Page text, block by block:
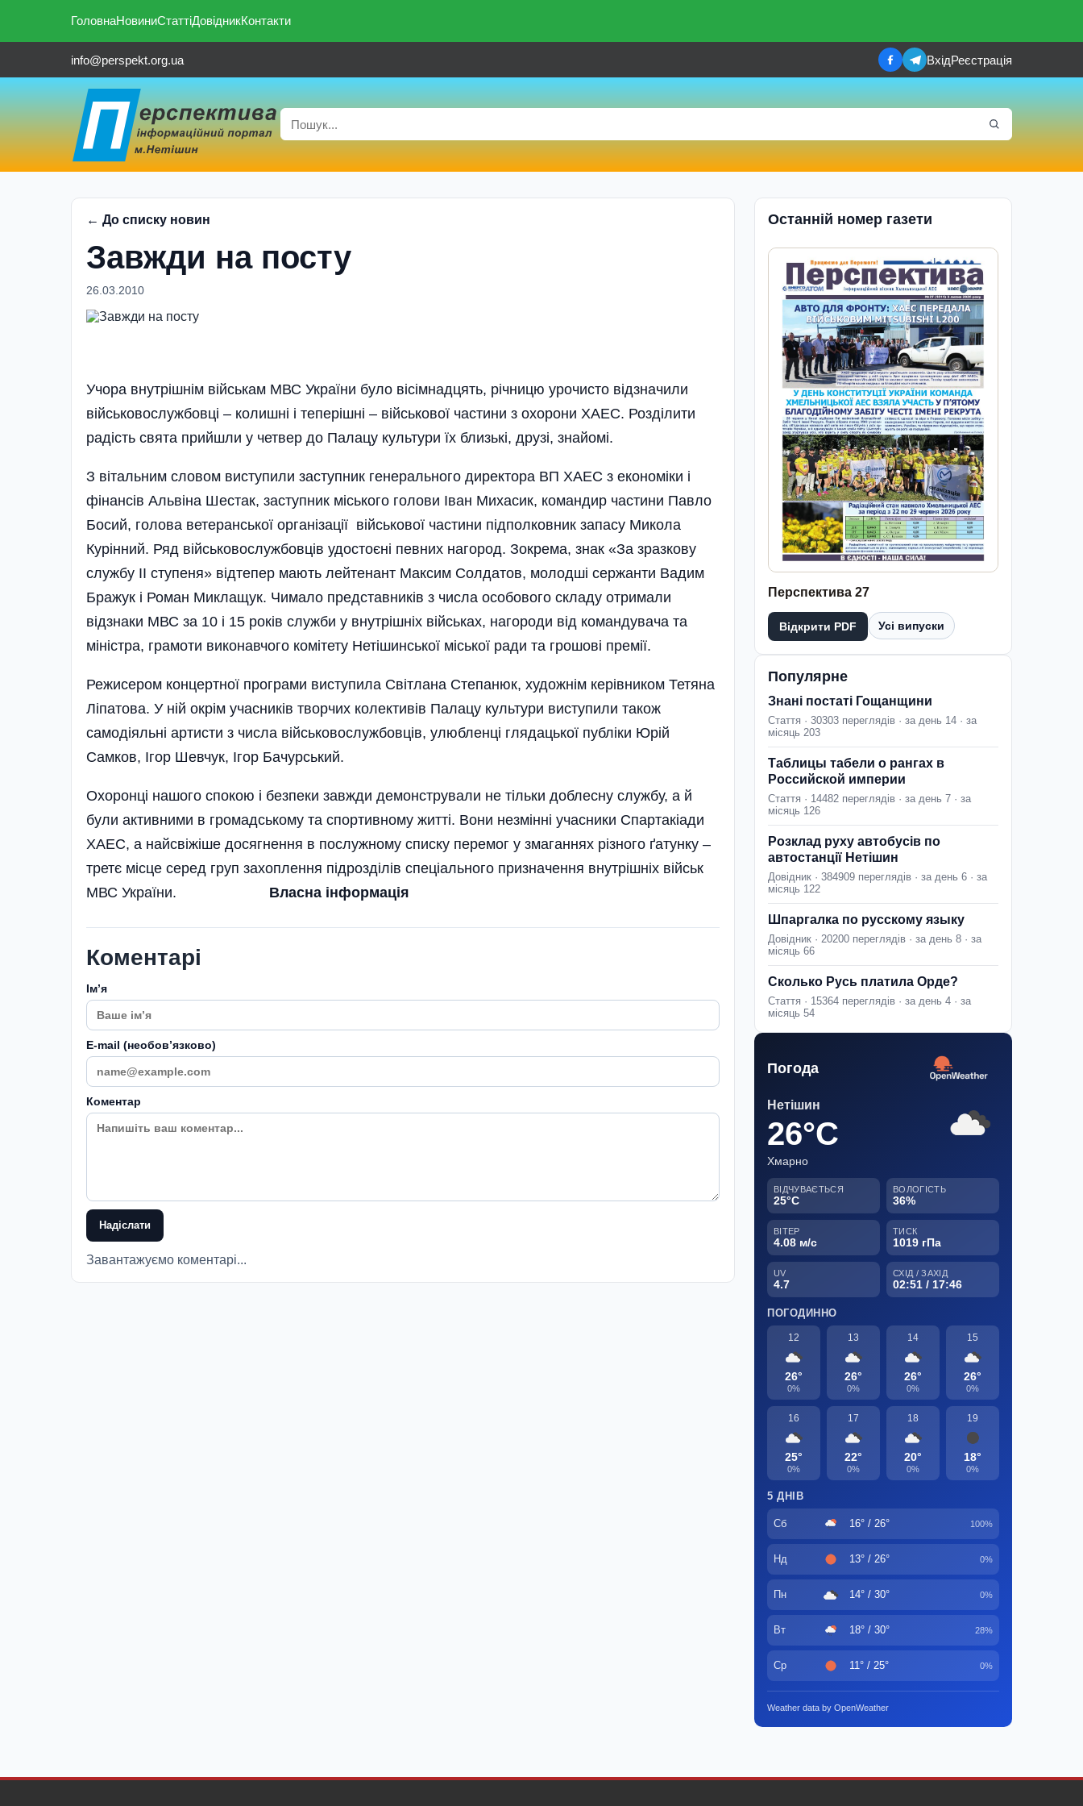
ГоловнаНовиниСтаттіДовідникКонтакти
info@perspekt.org.ua ВхідРеєстрація
← До списку новин
Завжди на посту
26.03.2010
Учора внутрішнім військам МВС України було вісімнадцять, річницю урочисто відзначили
військовослужбовці – колишні і теперішні – військової частини з охорони ХАЕС. Розділити
радість свята прийшли у четвер до Палацу культури їх близькі, друзі, знайомі.
З вітальним словом виступили заступник генерального директора ВП ХАЕС з економіки і
фінансів Альвіна Шестак, заступник міського голови Іван Михасик, командир частини Павло
Босий, голова ветеранської організації військової частини підполковник запасу Микола
Курін­ний. Ряд військовослужбовців удостоєні певних нагород. Зокрема, знак «За зразкову
службу ІІ ступеня» відтепер мають лейтенант Максим Солдатов, молодші сержанти Вадим
Бражук і Роман Миклащук. Чимало представників з числа особового складу отримали
відзнаки МВС за 10 і 15 років служби у внутрішніх військах, нагороди від командувача та
міністра, грамоти виконавчого комітету Нетішинської міської ради та грошові премії.
Режисером концертної програми виступила Світлана Степанюк, художнім керівником Тетяна
Ліпатова. У ній окрім учасників творчих колективів Палацу культури виступили також
самодіяльні артисти з числа військовослужбовців, улюбленці глядацької публіки Юрій
Самков, Ігор Шевчук, Ігор Бачурський.
Охоронці нашого спокою і безпеки завжди демонстрували не тільки доблесну службу, а й
були активними в громадському та спортивному житті. Вони незмінні учасники Спартакіади
ХАЕС, а найсвіжіше досягнення в послужному списку перемог у змаганнях різного ґатунку –
третє місце серед груп захоплення підрозділів спеціального призначення внутрішніх військ
МВС України. Власна інформація
Коментарі
Імʼя
E-mail (необовʼязково)
Коментар
Надіслати
Завантажуємо коментарі...
Останній номер газети
Перспектива 27
Відкрити PDF Усі випуски
Популярне
Знані постаті Гощанщини
Стаття · 30303 переглядів · за день 14 · за
місяць 203
Таблицы табели о рангах в
Российской империи
Стаття · 14482 переглядів · за день 7 · за
місяць 126
Розклад руху автобусів по
автостанції Нетішин
Довідник · 384909 переглядів · за день 6 · за
місяць 122
Шпаргалка по русскому языку
Довідник · 20200 переглядів · за день 8 · за
місяць 66
Сколько Русь платила Орде?
Стаття · 15364 переглядів · за день 4 · за
місяць 54
Погода
Нетішин
26°C
Хмарно
ВІДЧУВАЄТЬСЯ
25°C
ВОЛОГІСТЬ
36%
ВІТЕР
4.08 м/с
ТИСК
1019 гПа
UV
4.7
СХІД / ЗАХІД
02:51 / 17:46
ПОГОДИННО
12
26°
0%
13
26°
0%
14
26°
0%
15
26°
0%
16
25°
0%
17
22°
0%
18
20°
0%
19
18°
0%
5 ДНІВ
Сб 16° / 26° 100%
Нд 13° / 26° 0%
Пн 14° / 30° 0%
Вт 18° / 30° 28%
Ср 11° / 25° 0%
Weather data by OpenWeather